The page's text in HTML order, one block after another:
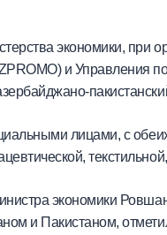
экономики, при
и Управления
лицами, с
экономики
и Пакистаном,